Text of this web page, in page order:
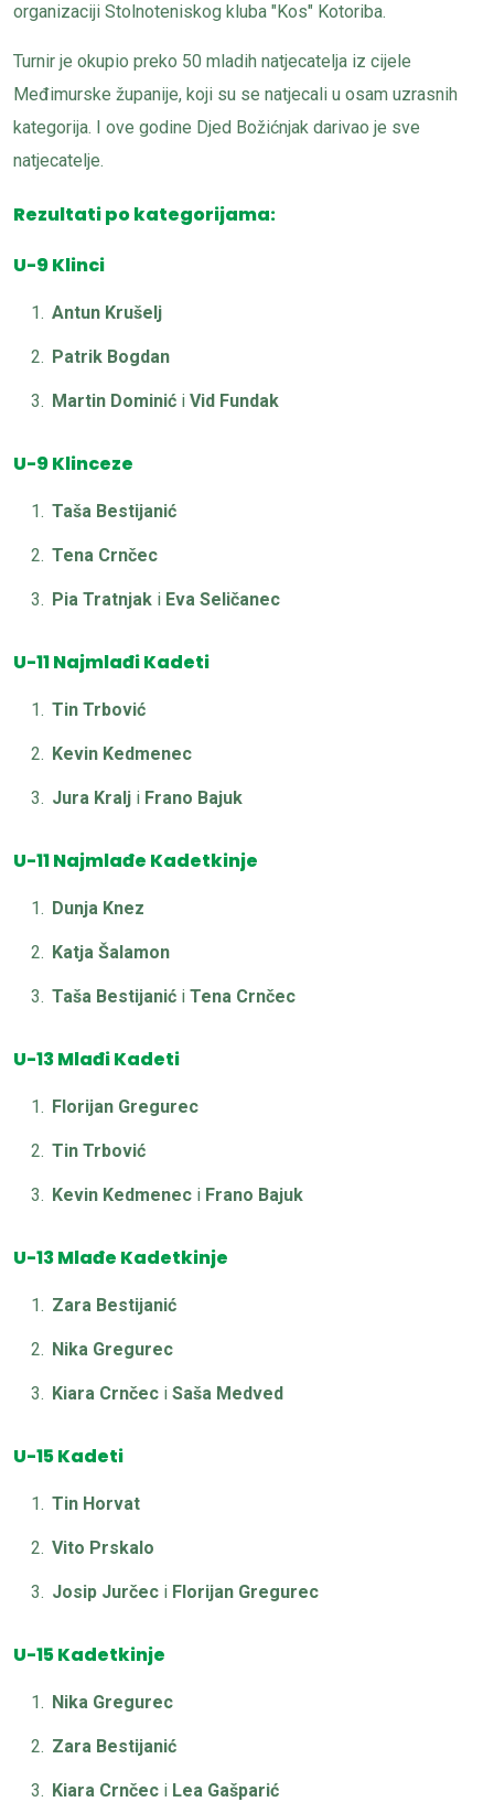
organizaciji Stolnoteniskog kluba "Kos" Kotoriba.
Turnir je okupio preko 50 mladih natjecatelja iz cijele
Međimurske županije, koji su se natjecali u osam uzrasnih
kategorija. I ove godine Djed Božićnjak darivao je sve
natjecatelje.
Rezultati po kategorijama:
U-9 Klinci
Antun Krušelj
Patrik Bogdan
Martin Dominić i Vid Fundak
U-9 Klinceze
Taša Bestijanić
Tena Crnčec
Pia Tratnjak i Eva Seličanec
U-11 Najmlađi Kadeti
Tin Trbović
Kevin Kedmenec
Jura Kralj i Frano Bajuk
U-11 Najmlađe Kadetkinje
Dunja Knez
Katja Šalamon
Taša Bestijanić i Tena Crnčec
U-13 Mlađi Kadeti
Florijan Gregurec
Tin Trbović
Kevin Kedmenec i Frano Bajuk
U-13 Mlađe Kadetkinje
Zara Bestijanić
Nika Gregurec
Kiara Crnčec i Saša Medved
U-15 Kadeti
Tin Horvat
Vito Prskalo
Josip Jurčec i Florijan Gregurec
U-15 Kadetkinje
Nika Gregurec
Zara Bestijanić
Kiara Crnčec i Lea Gašparić